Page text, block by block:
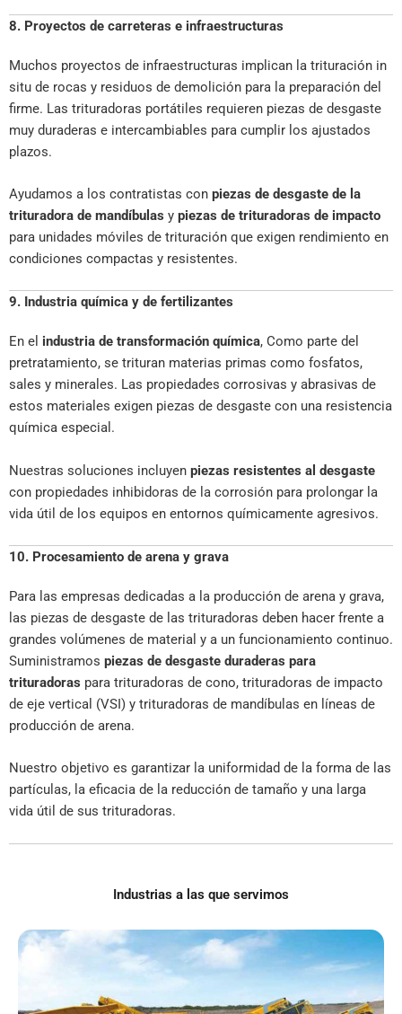
8. Proyectos de carreteras e infraestructuras
Muchos proyectos de infraestructuras implican la trituración in
situ de rocas y residuos de demolición para la preparación del
firme. Las trituradoras portátiles requieren piezas de desgaste
muy duraderas e intercambiables para cumplir los ajustados
plazos.
Ayudamos a los contratistas con piezas de desgaste de la
trituradora de mandíbulas y piezas de trituradoras de impacto
para unidades móviles de trituración que exigen rendimiento en
condiciones compactas y resistentes.
9. Industria química y de fertilizantes
En el industria de transformación química, Como parte del
pretratamiento, se trituran materias primas como fosfatos,
sales y minerales. Las propiedades corrosivas y abrasivas de
estos materiales exigen piezas de desgaste con una resistencia
química especial.
Nuestras soluciones incluyen piezas resistentes al desgaste
con propiedades inhibidoras de la corrosión para prolongar la
vida útil de los equipos en entornos químicamente agresivos.
10. Procesamiento de arena y grava
Para las empresas dedicadas a la producción de arena y grava,
las piezas de desgaste de las trituradoras deben hacer frente a
grandes volúmenes de material y a un funcionamiento continuo.
Suministramos piezas de desgaste duraderas para
trituradoras para trituradoras de cono, trituradoras de impacto
de eje vertical (VSI) y trituradoras de mandíbulas en líneas de
producción de arena.
Nuestro objetivo es garantizar la uniformidad de la forma de las
partículas, la eficacia de la reducción de tamaño y una larga
vida útil de sus trituradoras.
Industrias a las que servimos